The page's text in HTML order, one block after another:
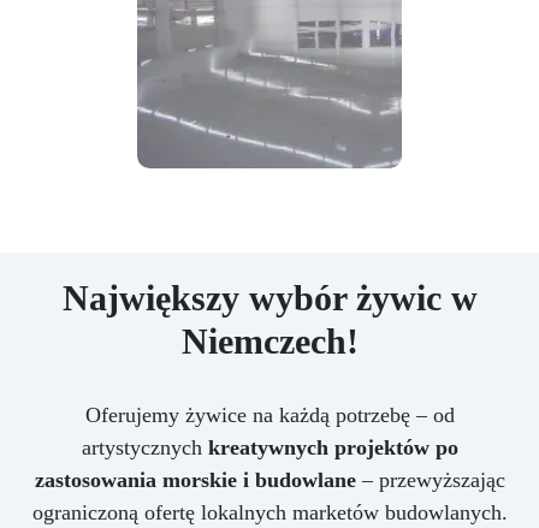
Największy wybór żywic w
Niemczech!
Oferujemy żywice na każdą potrzebę – od
artystycznych kreatywnych projektów po
zastosowania morskie i budowlane– przewyższając
ograniczoną ofertę lokalnych marketów budowlanych.